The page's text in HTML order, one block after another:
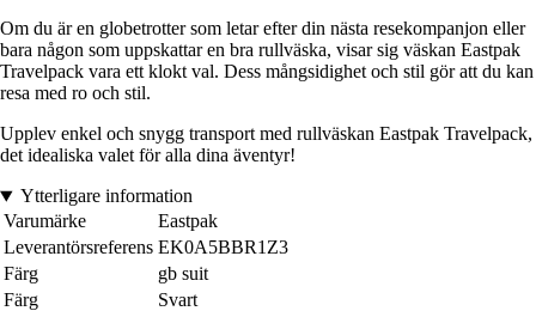
Om du är en globetrotter som letar efter din nästa resekompanjon eller
bara någon som uppskattar en bra rullväska, visar sig väskan Eastpak
Travelpack vara ett klokt val. Dess mångsidighet och stil gör att du kan
resa med ro och stil.
Upplev enkel och snygg transport med rullväskan Eastpak Travelpack,
det idealiska valet för alla dina äventyr!
Ytterligare information
Varumärke
Eastpak
Leverantörsreferens EK0A5BBR1Z3
Färg
gb suit
Färg
Svart